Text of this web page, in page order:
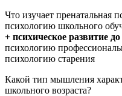
Что изучает пренатальная
психологию школьного
+ психическое развитие
психологию
психологию старения
Какой тип мышления
школьного возраста?